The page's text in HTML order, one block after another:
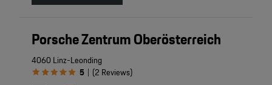
Porsche Zentrum Oberösterreich
4060 Linz-Leonding
5 | (2 Reviews)